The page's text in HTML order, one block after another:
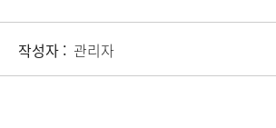
작성자 : 관리자